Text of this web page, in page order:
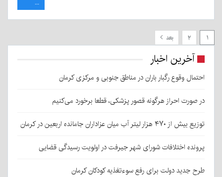
...
۱ ۲ بعد
آخرین اخبار
احتمال وقوع رگبار باران در مناطق جنوبی و مرکزی کرمان
در صورت احراز هرگونه قصور پزشکی، قطعا برخورد می‌کنیم
توزیع بیش از ۴۷۰ هزار لیتر آب میان عزاداران جامانده اربعین در کرمان
پرونده اختلافات شورای شهر جیرفت در اولویت رسیدگی قضایی
طرح جدید دولت برای رفع سوءتغذیه کودکان کرمان